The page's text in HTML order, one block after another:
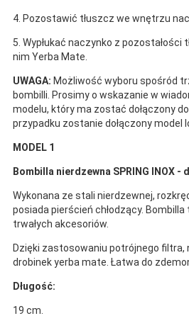
4. Pozostawić tłuszcz we wnętrzu
5. Wypłukać naczynko z
nim Yerba Mate.
UWAGA: Możliwość wyboru spośród
bombilli. Prosimy o wskazanie w
modelu, który ma zostać dołączony
przypadku zostanie dołączony model
MODEL 1
Bombilla nierdzewna SPRING INOX -
Wykonana ze stali nierdzewnej,
posiada pierścień chłodzący.
trwałych akcesoriów.
Dzięki zastosowaniu potrójnego
drobinek yerba mate. Łatwa do
Długość:
19 cm.